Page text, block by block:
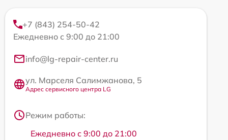
+7 (843) 254-50-42
Ежедневно с 9:00 до 21:00
info@lg-repair-center.ru
ул. Марселя Салимжанова, 5
Адрес сервисного центра LG
Режим работы:
Ежедневно с 9:00 до 21:00